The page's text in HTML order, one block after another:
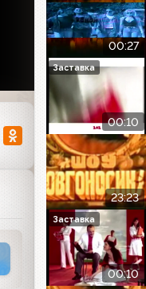
00:27
00:10
Заставка
23:23
00:10
Заставка